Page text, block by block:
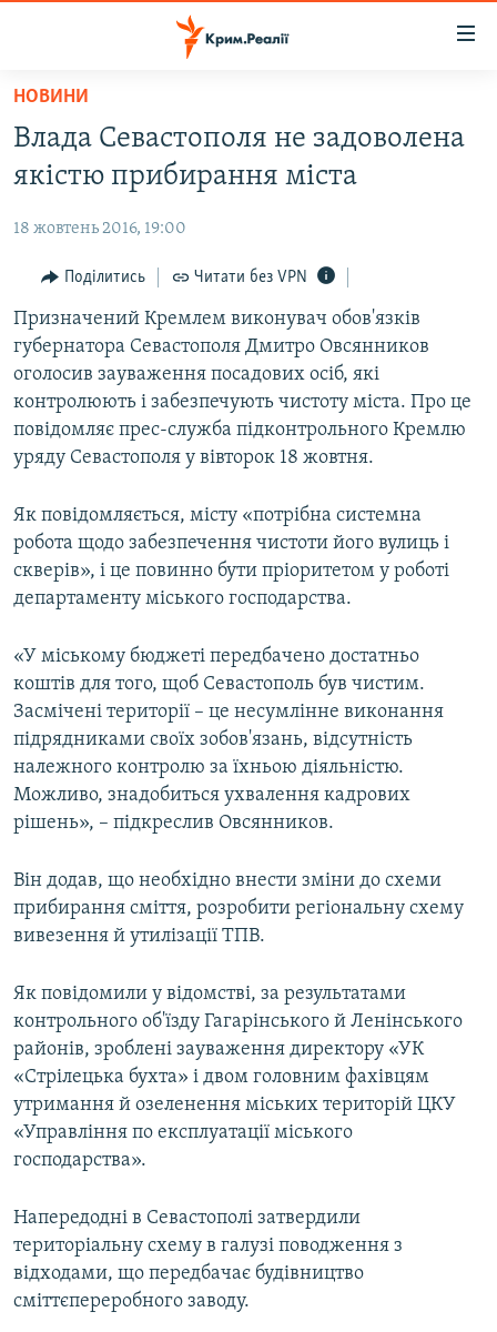
Перейти
основного
матеріалу
до
навігації
Перейти
до
пошуку
ВОДА.КРИМ
ВІДЕО ТА ФОТО
ПОЛІТИКА
БЛОГИ
ПОГЛЯД
ІНТЕРВ'Ю
ВСЕ ЗА ДЕНЬ
СПЕЦПРОЕКТИ
ВІДЕОУРОКИ «ELIFBE»
УКРАЇНСЬКА ПРОБЛЕМА КРИМУ
Русский
Qırımtatar
Усі сайти RFE/RL
НОВИНИ
Влада Севастополя не задоволена
якістю прибирання міста
18 жовтень 2016, 19:00
Поділитись Читати без VPN
Призначений Кремлем виконувач обов'язків
губернатора Севастополя Дмитро Овсянников
оголосив зауваження посадових осіб, які
контролюють і забезпечують чистоту міста. Про це
повідомляє прес-служба підконтрольного Кремлю
уряду Севастополя у вівторок 18 жовтня.
Як повідомляється, місту «потрібна системна
робота щодо забезпечення чистоти його вулиць і
скверів», і це повинно бути пріоритетом у роботі
департаменту міського господарства.
«У міському бюджеті передбачено достатньо
коштів для того, щоб Севастополь був чистим.
Засмічені території – це несумлінне виконання
підрядниками своїх зобов'язань, відсутність
належного контролю за їхньою діяльністю.
Можливо, знадобиться ухвалення кадрових
рішень», – підкреслив Овсянников.
Він додав, що необхідно внести зміни до схеми
прибирання сміття, розробити регіональну схему
вивезення й утилізації ТПВ.
Як повідомили у відомстві, за результатами
контрольного об'їзду Гагарінського й Ленінського
районів, зроблені зауваження директору «УК
«Стрілецька бухта» і двом головним фахівцям
утримання й озеленення міських територій ЦКУ
«Управління по експлуатації міського
господарства».
Напередодні в Севастополі затвердили
територіальну схему в галузі поводження з
відходами, що передбачає будівництво
сміттєпереробного заводу.